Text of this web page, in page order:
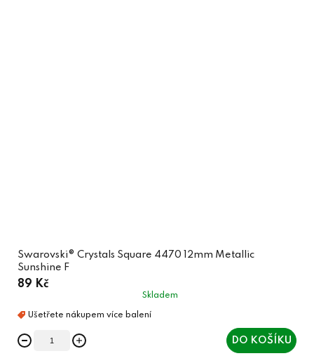
Swarovski® Crystals Square 4470 12mm Metallic
Sunshine F
89 Kč
Skladem
DO KOŠÍKU